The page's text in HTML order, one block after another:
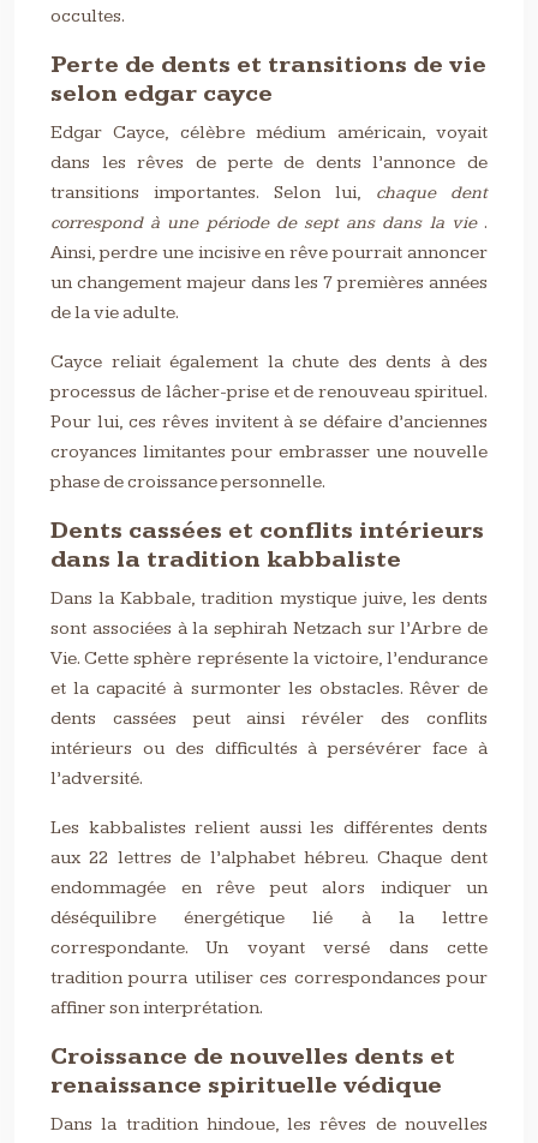
occultes.
Perte de dents et transitions de vie
selon edgar cayce
Edgar Cayce, célèbre médium américain, voyait
dans les rêves de perte de dents l’annonce de
transitions importantes. Selon lui, chaque dent
correspond à une période de sept ans dans la vie .
Ainsi, perdre une incisive en rêve pourrait annoncer
un changement majeur dans les 7 premières années
de la vie adulte.
Cayce reliait également la chute des dents à des
processus de lâcher-prise et de renouveau spirituel.
Pour lui, ces rêves invitent à se défaire d’anciennes
croyances limitantes pour embrasser une nouvelle
phase de croissance personnelle.
Dents cassées et conflits intérieurs
dans la tradition kabbaliste
Dans la Kabbale, tradition mystique juive, les dents
sont associées à la sephirah Netzach sur l’Arbre de
Vie. Cette sphère représente la victoire, l’endurance
et la capacité à surmonter les obstacles. Rêver de
dents cassées peut ainsi révéler des conflits
intérieurs ou des difficultés à persévérer face à
l’adversité.
Les kabbalistes relient aussi les différentes dents
aux 22 lettres de l’alphabet hébreu. Chaque dent
endommagée en rêve peut alors indiquer un
déséquilibre énergétique lié à la lettre
correspondante. Un voyant versé dans cette
tradition pourra utiliser ces correspondances pour
affiner son interprétation.
Croissance de nouvelles dents et
renaissance spirituelle védique
Dans la tradition hindoue, les rêves de nouvelles